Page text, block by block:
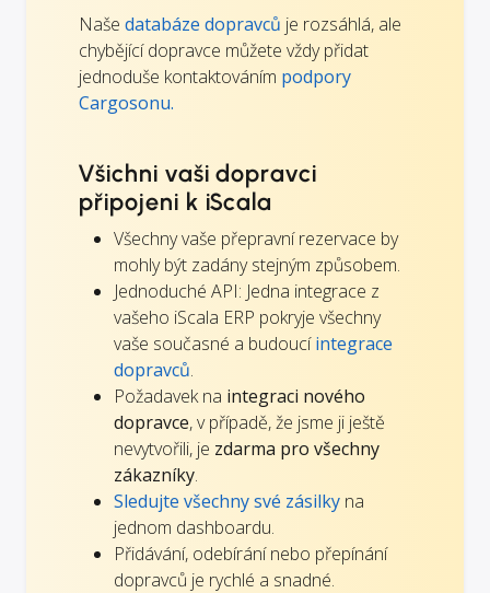
Naše databáze dopravců je rozsáhlá, ale
chybějící dopravce můžete vždy přidat
jednoduše kontaktováním podpory
Cargosonu.
Všichni vaši dopravci
připojeni k iScala
Všechny vaše přepravní rezervace by
mohly být zadány stejným způsobem.
Jednoduché API: Jedna integrace z
vašeho iScala ERP pokryje všechny
vaše současné a budoucíintegrace
dopravců.
Požadavek na integraci nového
dopravce, v případě, že jsme ji ještě
nevytvořili, je zdarma pro všechny
zákazníky.
Sledujte všechny své zásilky na
jednom dashboardu.
Přidávání, odebírání nebo přepínání
dopravců je rychlé a snadné.